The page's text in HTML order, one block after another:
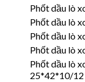
Phốt dầu lò
Phốt dầu lò
Phốt dầu lò
Phốt dầu lò
Phốt dầu lò
25*42*10/12